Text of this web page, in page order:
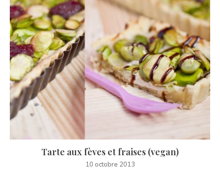
Tarte aux fèves et fraises (vegan)
10 octobre 2013